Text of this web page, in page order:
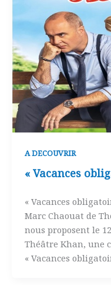
A DECOUVRIR
« Vacances
« Vacances
Marc Chaouat de
nous proposent le
Théâtre Khan, une
« Vacances